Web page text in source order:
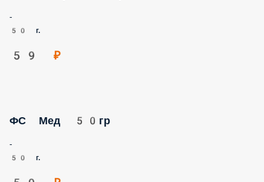
50 г.
59 ₽
ФС Мед 50гр
50 г.